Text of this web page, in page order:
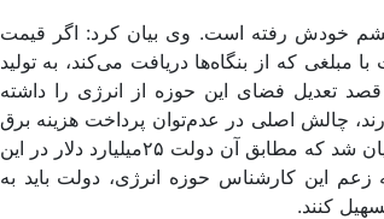
خودش رفته است. وی بیان کرد: اگر قیمت
که از بنگاه‌‌‌ها دریافت می‌کند، به تولید
تعدیل فضای این حوزه از انرژی را داشته
چالش اصلی در عدم‌توان پرداخت هزینه‌‌ برق
از سوی بنگاه‌‌‌هاست. وی در این‌باره گفت: در چند سال گذشته طرحی بیان شد که مطابق آن دولت ۲۵میلیارد دلار در این
این کارشناس حوزه انرژی، دولت باید به
کنند.